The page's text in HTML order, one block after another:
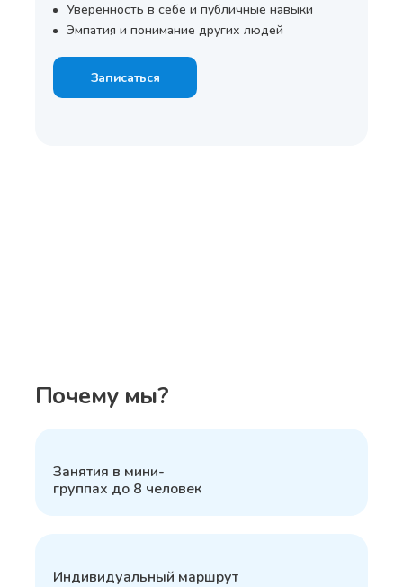
Уверенность в себе и публичные навыки
Эмпатия и понимание других людей
Записаться
Почему мы?
Занятия в мини-
группах до 8 человек
Индивидуальный маршрут